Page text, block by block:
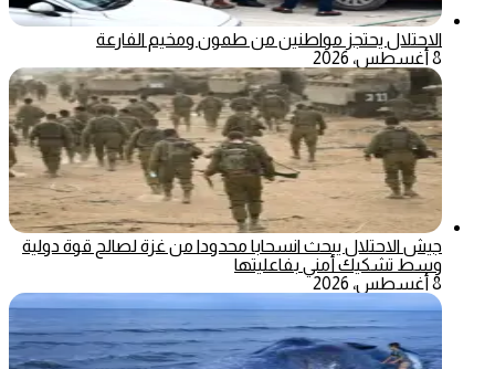
الاحتلال يحتجز مواطنين من طمون ومخيم الفارعة
8 أغسطس، 2026
جيش الاحتلال يبحث انسحابا محدودا من غزة لصالح قوة دولية
وسط تشكيك أمني بفاعليتها
8 أغسطس، 2026